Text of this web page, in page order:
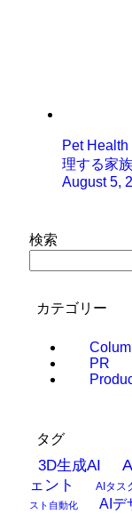
Pet
理する家
August 5,
検索
カテゴリー
PR
タグ
3D生成AI
ェント
AIタス
スト自動化
AIデ